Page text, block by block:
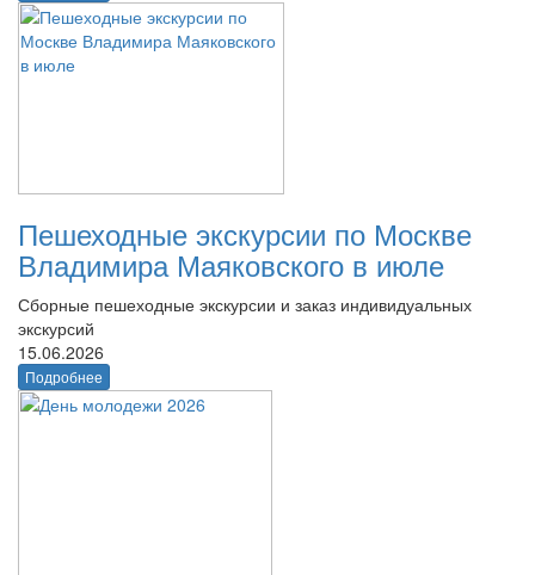
Пешеходные экскурсии по Москве
Владимира Маяковского в июле
Сборные пешеходные экскурсии и заказ индивидуальных
экскурсий
15.06.2026
Подробнее